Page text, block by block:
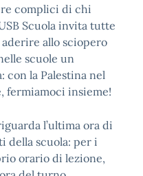
complici di chi
Scuola invita tutte
allo sciopero
scuole un
con la Palestina nel
fermiamoci insieme!
l’ultima ora di
scuola: per i
orario di lezione,